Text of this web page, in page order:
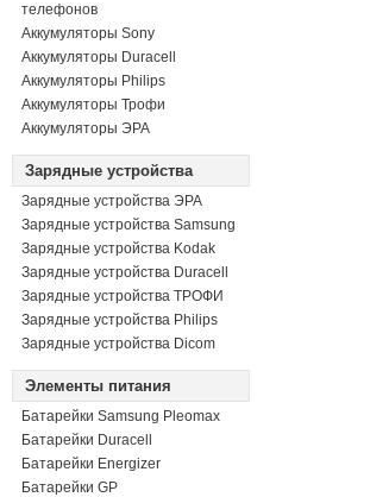
телефонов
Аккумуляторы Sony
Аккумуляторы Duracell
Аккумуляторы Philips
Аккумуляторы Трофи
Аккумуляторы ЭРА
Зарядные устройства
Зарядные устройства ЭРА
Зарядные устройства Samsung
Зарядные устройства Kodak
Зарядные устройства Duracell
Зарядные устройства ТРОФИ
Зарядные устройства Philips
Зарядные устройства Dicom
Элементы питания
Батарейки Samsung Pleomax
Батарейки Duracell
Батарейки Energizer
Батарейки GP